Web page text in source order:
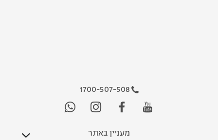
1700-507-508
מעניין באתר